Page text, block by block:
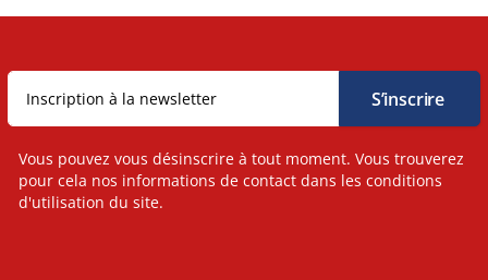
Vous pouvez vous désinscrire à tout moment. Vous trouverez
pour cela nos informations de contact dans les conditions
d'utilisation du site.